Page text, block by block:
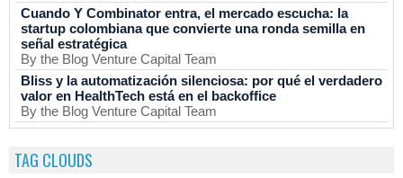
Cuando Y Combinator entra, el mercado escucha: la
startup colombiana que convierte una ronda semilla en
señal estratégica
By the Blog Venture Capital Team
Bliss y la automatización silenciosa: por qué el verdadero
valor en HealthTech está en el backoffice
By the Blog Venture Capital Team
TAG CLOUDS